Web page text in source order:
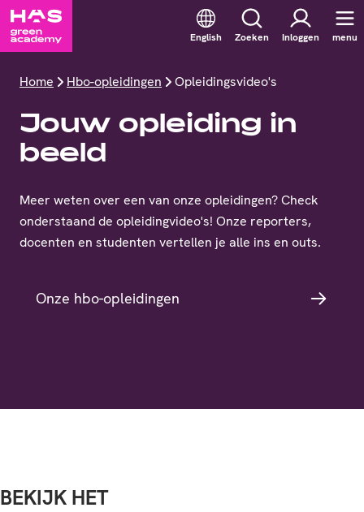
English Zoeken Inloggen menu
Home Hbo-opleidingen Opleidingsvideo's
Jouw opleiding in
beeld
Meer weten over een van onze opleidingen? Check
onderstaand de opleidingvideo's! Onze reporters,
docenten en studenten vertellen je alle ins en outs.
Onze hbo-opleidingen
BEKIJK HET